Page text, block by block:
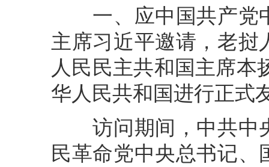
一、应中国共产党
主席习近平邀请，老挝
人民民主共和国主席本
华人民共和国进行正式
访问期间，中共中
民革命党中央总书记